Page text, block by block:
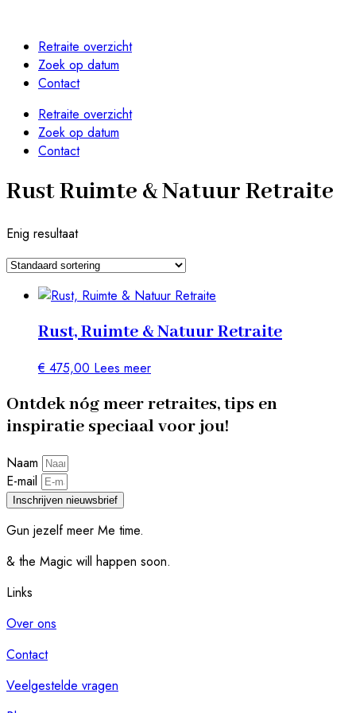
Retraite overzicht
Zoek op datum
Contact
Retraite overzicht
Zoek op datum
Contact
Rust Ruimte & Natuur Retraite
Enig resultaat
Rust, Ruimte & Natuur Retraite
€ 475,00 Lees meer
Ontdek nóg meer retraites, tips en
inspiratie speciaal voor jou!
Naam
E-mail
Inschrijven nieuwsbrief
Gun jezelf meer Me time.​
& the Magic will happen soon.
Links
Over ons
Contact
Veelgestelde vragen